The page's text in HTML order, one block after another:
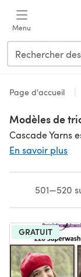
Menu
Page d'accueil
Modèles de
En savoir plus
501—520
GRATUIT